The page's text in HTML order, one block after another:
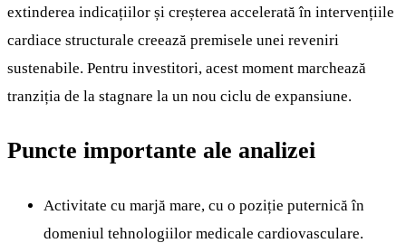
extinderea indicațiilor și creșterea accelerată în intervențiile
cardiace structurale creează premisele unei reveniri
sustenabile. Pentru investitori, acest moment marchează
tranziția de la stagnare la un nou ciclu de expansiune.
Puncte importante ale analizei
Activitate cu marjă mare, cu o poziție puternică în
domeniul tehnologiilor medicale cardiovasculare.